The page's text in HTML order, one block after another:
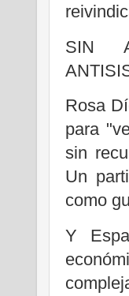
SIN
Rosa
para
sin
Un
como
Y